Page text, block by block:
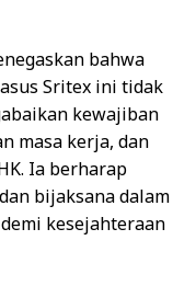
bahwa
Sritex ini tidak
kewajiban
masa kerja, dan
Ia berharap
bijaksana dalam
kesejahteraan